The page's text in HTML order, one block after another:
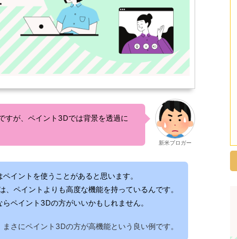
すが、ペイント3Dでは背景を透過に
新米ブロガー
イントを使うことがあると思います。
、ペイントよりも高度な機能を持っているんです。
ペイント3Dの方がいいかもしれません。
さにペイント3Dの方が高機能という良い例です。